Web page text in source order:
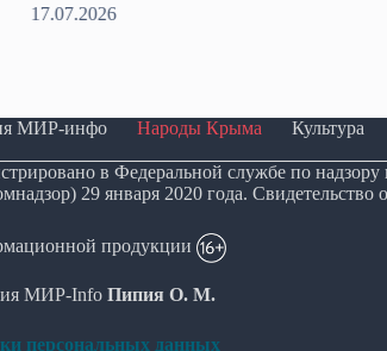
МИР-инфо Народы Крыма Культура
в Федеральной службе по
29 января 2020 года. Свидетельство
продукции
МИР-Info Пипия О. М.
персональных данных